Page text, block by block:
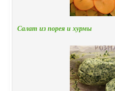
Салат из порея и хурмы